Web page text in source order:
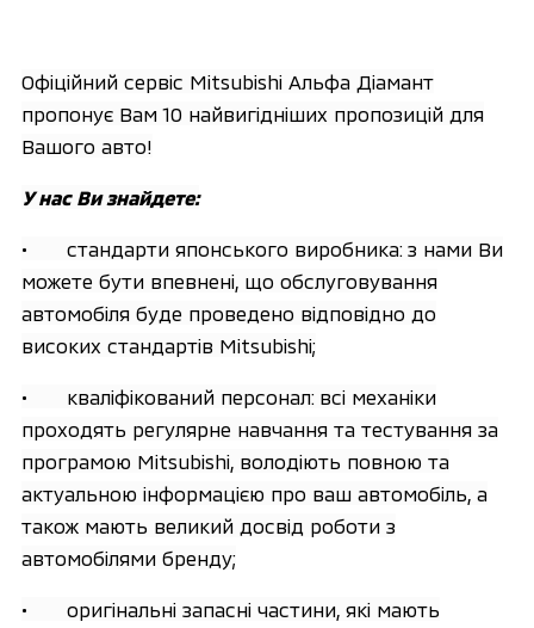
Офіційний сервіс Mitsubishi Альфа Діамант
пропонує Вам 10 найвигідніших пропозицій для
Вашого авто!
У нас Ви знайдете:
• стандарти японського виробника: з нами Ви
можете бути впевнені, що обслуговування
автомобіля буде проведено відповідно до
високих стандартів Mitsubishi;
• кваліфікований персонал: всі механіки
проходять регулярне навчання та тестування за
програмою Mitsubishi, володіють повною та
актуальною інформацією про ваш автомобіль, а
також мають великий досвід роботи з
автомобілями бренду;
• оригінальні запасні частини, які мають